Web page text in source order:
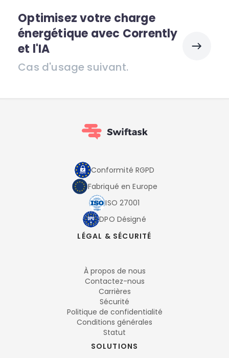
Optimisez votre charge
énergétique avec Corrently
et l'IA
Cas d'usage suivant.
Conformité RGPD
Fabriqué en Europe
ISO 27001
DPO Désigné
LÉGAL & SÉCURITÉ
À propos de nous
Contactez-nous
Carrières
Sécurité
Politique de confidentialité
Conditions générales
Statut
SOLUTIONS